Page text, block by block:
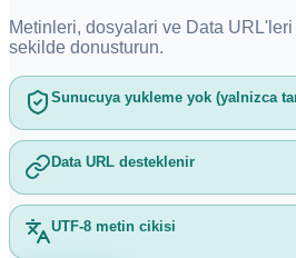
Metinleri, dosyalari ve Data
sekilde donusturun.
Sunucuya yukleme yok (yalnizca
Data URL desteklenir
UTF-8 metin cikisi